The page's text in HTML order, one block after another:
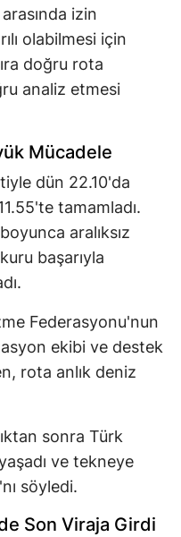
izin
olabilmesi için
doğru rota
analiz etmesi
Mücadele
dün 22.10'da
tamamladı.
aralıksız
başarıyla
Federasyonu'nun
ekibi ve destek
rota anlık deniz
sonra Türk
ve tekneye
söyledi.
Son Viraja Girdi